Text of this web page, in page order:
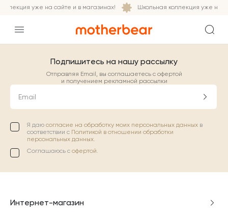
уже на сайте и в магазинах! Школьная коллекция уже на
Подпишитесь на нашу рассылку
Отправляя Email, вы соглашаетесь с офертой
и получением рекламной рассылки
Email
Я даю согласие на обработку моих персональных данных в
соответствии с Политикой в отношении обработки
персональных данных.
Соглашаюсь с офертой.
Интернет-магазин